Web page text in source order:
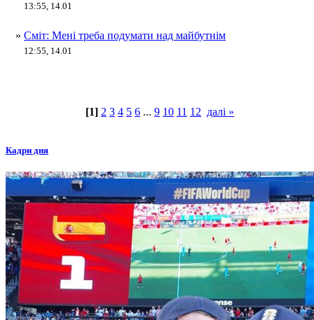
13:55, 14.01
» Сміт: Мені треба подумати над майбутнім
12:55, 14.01
[1] 2 3 4 5 6 ... 9 10 11 12 далі »
Кадри дня